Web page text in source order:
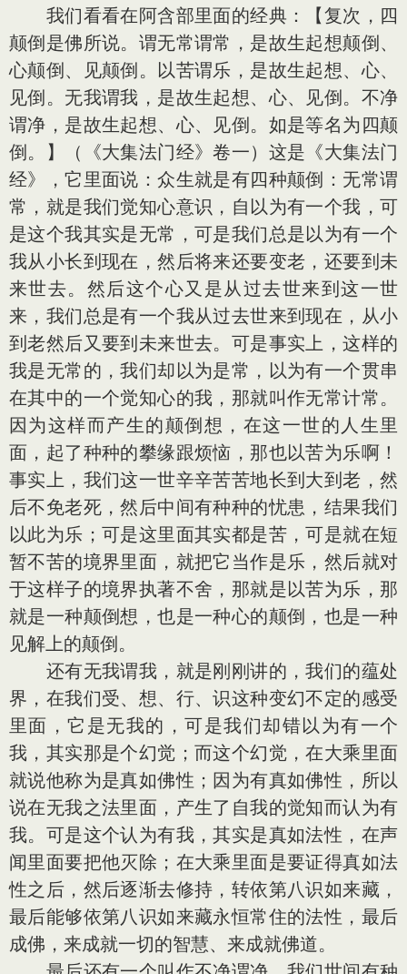
我们看看在阿含部里面的经典：【复次，四
颠倒是佛所说。谓无常谓常，是故生起想颠倒、
心颠倒、见颠倒。以苦谓乐，是故生起想、心、
见倒。无我谓我，是故生起想、心、见倒。不净
谓净，是故生起想、心、见倒。如是等名为四颠
倒。】（《大集法门经》卷一）这是《大集法门
经》，它里面说：众生就是有四种颠倒：无常谓
常，就是我们觉知心意识，自以为有一个我，可
是这个我其实是无常，可是我们总是以为有一个
我从小长到现在，然后将来还要变老，还要到未
来世去。然后这个心又是从过去世来到这一世
来，我们总是有一个我从过去世来到现在，从小
到老然后又要到未来世去。可是事实上，这样的
我是无常的，我们却以为是常，以为有一个贯串
在其中的一个觉知心的我，那就叫作无常计常。
因为这样而产生的颠倒想，在这一世的人生里
面，起了种种的攀缘跟烦恼，那也以苦为乐啊！
事实上，我们这一世辛辛苦苦地长到大到老，然
后不免老死，然后中间有种种的忧患，结果我们
以此为乐；可是这里面其实都是苦，可是就在短
暂不苦的境界里面，就把它当作是乐，然后就对
于这样子的境界执著不舍，那就是以苦为乐，那
就是一种颠倒想，也是一种心的颠倒，也是一种
见解上的颠倒。
还有无我谓我，就是刚刚讲的，我们的蕴处
界，在我们受、想、行、识这种变幻不定的感受
里面，它是无我的，可是我们却错以为有一个
我，其实那是个幻觉；而这个幻觉，在大乘里面
就说他称为是真如佛性；因为有真如佛性，所以
说在无我之法里面，产生了自我的觉知而认为有
我。可是这个认为有我，其实是真如法性，在声
闻里面要把他灭除；在大乘里面是要证得真如法
性之后，然后逐渐去修持，转依第八识如来藏，
最后能够依第八识如来藏永恒常住的法性，最后
成佛，来成就一切的智慧、来成就佛道。